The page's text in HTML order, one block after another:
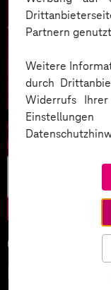
Partnern
Weitere
durch
Widerrufs
05.02.2026
KI-Wettlauf